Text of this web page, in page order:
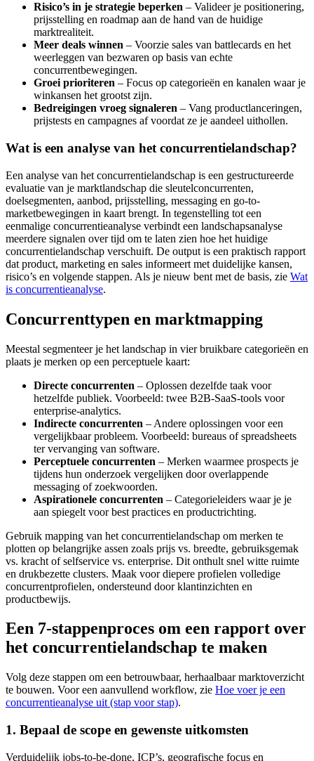
Risico’s in je strategie beperken – Valideer je positionering,
prijsstelling en roadmap aan de hand van de huidige
marktrealiteit.
Meer deals winnen – Voorzie sales van battlecards en het
weerleggen van bezwaren op basis van echte
concurrentbewegingen.
Groei prioriteren – Focus op categorieën en kanalen waar je
winkansen het grootst zijn.
Bedreigingen vroeg signaleren – Vang productlanceringen,
prijstests en campagnes af voordat ze je aandeel uithollen.
Wat is een analyse van het concurrentielandschap?
Een analyse van het concurrentielandschap is een gestructureerde
evaluatie van je marktlandschap die sleutelconcurrenten,
doelsegmenten, aanbod, prijsstelling, messaging en go-to-
marketbewegingen in kaart brengt. In tegenstelling tot een
eenmalige concurrentieanalyse verbindt een landschapsanalyse
meerdere signalen over tijd om te laten zien hoe het huidige
concurrentielandschap verschuift. De output is een praktisch rapport
dat product, marketing en sales informeert met duidelijke kansen,
risico’s en volgende stappen. Als je nieuw bent met de basis, zie Wat
is concurrentieanalyse.
Concurrenttypen en marktmapping
Meestal segmenteer je het landschap in vier bruikbare categorieën en
plaats je merken op een perceptuele kaart:
Directe concurrenten – Oplossen dezelfde taak voor
hetzelfde publiek. Voorbeeld: twee B2B-SaaS-tools voor
enterprise-analytics.
Indirecte concurrenten – Andere oplossingen voor een
vergelijkbaar probleem. Voorbeeld: bureaus of spreadsheets
ter vervanging van software.
Perceptuele concurrenten – Merken waarmee prospects je
tijdens hun onderzoek vergelijken door overlappende
messaging of zoekwoorden.
Aspirationele concurrenten – Categorieleiders waar je je
aan spiegelt voor best practices en productrichting.
Gebruik mapping van het concurrentielandschap om merken te
plotten op belangrijke assen zoals prijs vs. breedte, gebruiksgemak
vs. kracht of selfservice vs. enterprise. Dit onthult snel witte ruimte
en drukbezette clusters. Maak voor diepere profielen volledige
concurrentprofielen, ondersteund door klantinzichten en
productbewijs.
Een 7-stappenproces om een rapport over
het concurrentielandschap te maken
Volg deze stappen om een betrouwbaar, herhaalbaar marktoverzicht
te bouwen. Voor een aanvullend workflow, zie Hoe voer je een
concurrentieanalyse uit (stap voor stap).
1. Bepaal de scope en gewenste uitkomsten
Verduidelijk jobs-to-be-done, ICP’s, geografische focus en